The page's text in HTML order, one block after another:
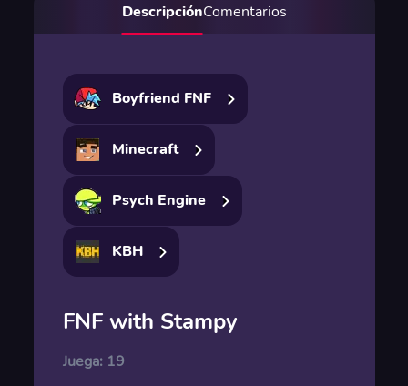
DescripciónComentarios
Boyfriend FNF
Minecraft
Psych Engine
KBH
FNF with Stampy
Juega: 19